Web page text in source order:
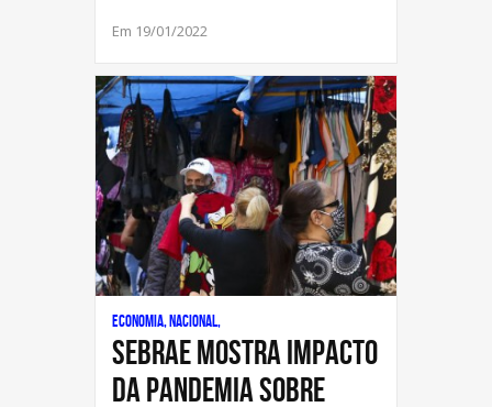
Em 19/01/2022
Economia, Nacional,
Sebrae mostra impacto
da pandemia sobre